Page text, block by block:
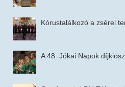
Kórustalálkozó a zsérei
A 48. Jókai Napok